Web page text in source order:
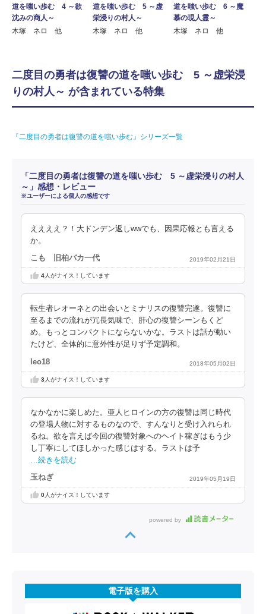
道を嗤い歩む 4 ～欲
沈みの商人～
木塚 ネロ 他
道を嗤い歩む 5 ～虚
栄浸りの村人～
木塚 ネロ 他
道を嗤い歩む 6 ～魔
慕の現人霊～
木塚 ネロ 他
二度目の勇者は復讐の道を嗤い歩む 5 ～虚栄浸
りの村人～ が含まれている特集
『二度目の勇者は復讐の道を嗤い歩む』シリーズ一覧
「二度目の勇者は復讐の道を嗤い歩む 5 ～虚栄浸りの村人
～」感想・レビュー
※ユーザーによる個人の感想です
ええええ？！大ドンデン返しwwでも、因果応報とも言える
か。
こも 旧柏バカ一代 2019年02月21日
4人がナイス！しています
転生者レオーネとの出会いとミナリスの復讐完遂。復讐に
至るまでの流れが冗長気味で、肝心の復讐シーンもくど
め。もっとコンパクトにならないかな。ラストは話が動い
たけど、全体的に意外性が足りず予定調和。
leo18 2018年05月02日
3人がナイス！しています
なかなかに楽しめた。亜人ヒロインの方の復讐は同じ時代
の登場人物に対するものなので、すんなりと受け入れられ
るね。欲を言えば今回の復讐対象へのヘイト稼ぎはもう少
し丁寧にしてほしかった感じはする。ラストは予
…続きを読む
玉ねぎ 2019年05月19日
0人がナイス！しています
powered by
電子版を購入